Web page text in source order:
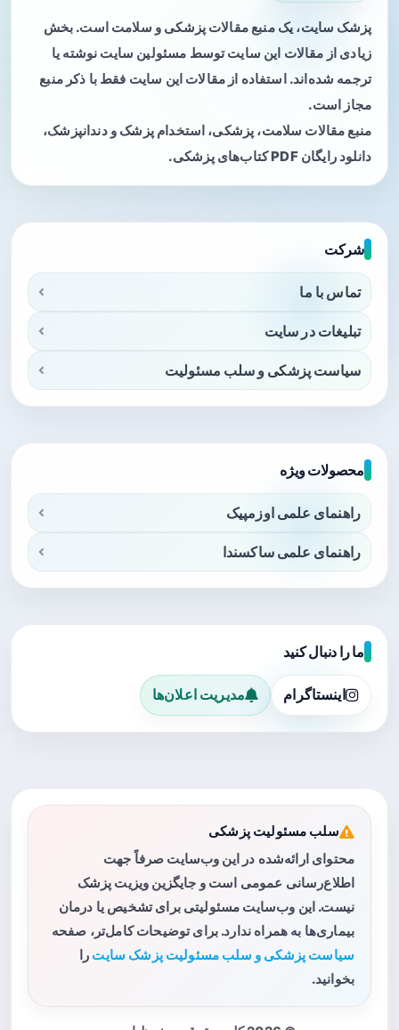
پزشک سایت، یک منبع مقالات پزشکی و سلامت است. بخش
زیادی از مقالات این سایت توسط مسئولین سایت نوشته یا
ترجمه شده‌اند. استفاده از مقالات این سایت فقط با ذکر منبع
مجاز است.
منبع مقالات سلامت، پزشکی، استخدام پزشک و دندانپزشک،
دانلود رایگان PDF کتاب‌های پزشکی.
شرکت
تماس با ما
تبلیغات در سایت
سیاست پزشکی و سلب مسئولیت
محصولات ویژه
راهنمای علمی اوزمپیک
راهنمای علمی ساکسندا
ما را دنبال کنید
اینستاگرام مدیریت اعلان‌ها
سلب مسئولیت پزشکی
محتوای ارائه‌شده در این وب‌سایت صرفاً جهت
اطلاع‌رسانی عمومی است و جایگزین ویزیت پزشک
نیست. این وب‌سایت مسئولیتی برای تشخیص یا درمان
بیماری‌ها به همراه ندارد. برای توضیحات کامل‌تر، صفحه
سیاست پزشکی و سلب مسئولیت پزشک سایت را
بخوانید.